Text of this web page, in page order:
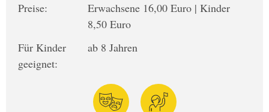
Preise:
Erwachsene 16,00 Euro | Kinder
8,50 Euro
Für Kinder
geeignet:
ab 8 Jahren